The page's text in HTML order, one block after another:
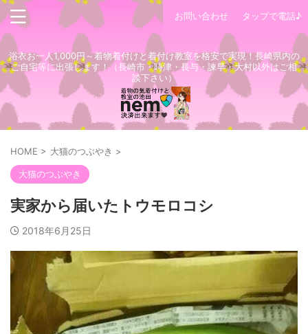
お問い合わせ タップで電話♪
浴衣お一人1,000円～着物着付けと着付け教室を格安で実現！長崎県内の
ご自宅等に出張します！（長崎市・時津・長与・諫早・大村以外はご相
談下さい）
HOME > 大猫のつぶやき >
大猫のつぶやき
実家から届いたトウモロコシ
2018年6月25日